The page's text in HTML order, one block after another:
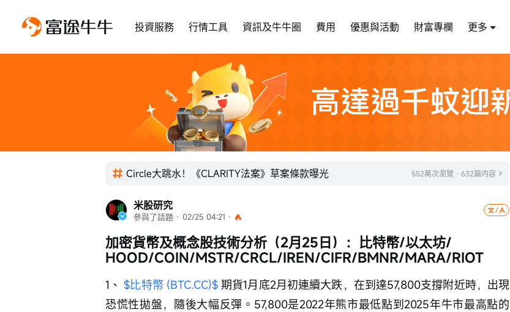
投資服務 行情工具 資訊及牛牛圈 費用 優惠與活動 財富專欄 更多
Circle大跳水！《CLARITY法案》草案條款曝光 552萬次瀏覽 · 632篇内容
米股研究
參與了話題 · 02/25 04:21 ·
加密貨幣及概念股技術分析（2月25日）：比特幣/以太坊/
HOOD/COIN/MSTR/CRCL/IREN/CIFR/BMNR/MARA/RIOT
1、 $比特幣 (BTC.CC)$ 期貨1月底2月初連續大跌，在到達57,800支撐附近時，出現
恐慌性拋盤，隨後大幅反彈。57,800是2022年熊市最低點到2025年牛市最高點的